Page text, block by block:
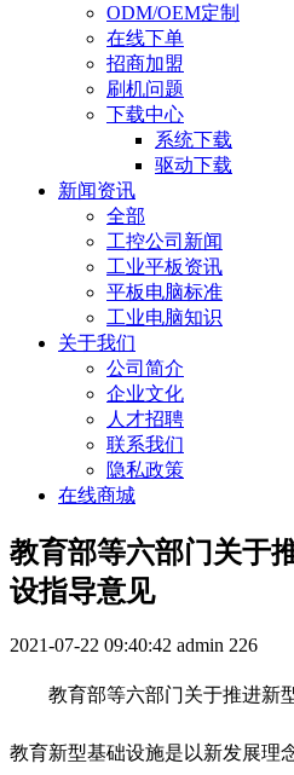
ODM/OEM定制
在线下单
招商加盟
刷机问题
下载中心
系统下载
驱动下载
新闻资讯
全部
工控公司新闻
工业平板资讯
平板电脑标准
工业电脑知识
关于我们
公司简介
企业文化
人才招聘
联系我们
隐私政策
在线商城
教育部等六部门关于
设指导意见
2021-07-22 09:40:42 admin 226
教育部等六部门关于推进新
教育新型基础设施是以新发展理